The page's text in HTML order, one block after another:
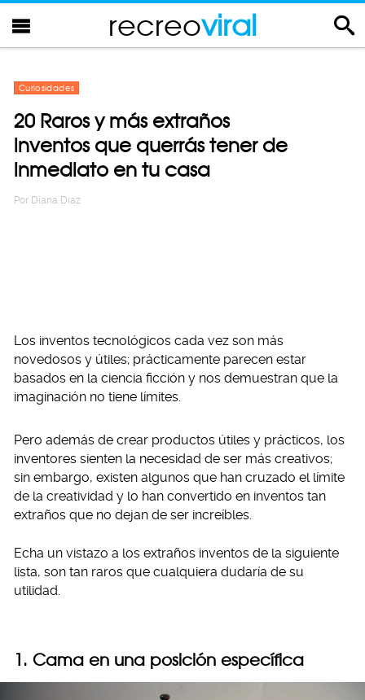
recreoviral
Curiosidades
20 Raros y más extraños
inventos que querrás tener de
inmediato en tu casa
Por Diana Diaz
Los inventos tecnológicos cada vez son más
novedosos y útiles; prácticamente parecen estar
basados en la ciencia ficción y nos demuestran que la
imaginación no tiene límites.
Pero además de crear productos útiles y prácticos, los
inventores sienten la necesidad de ser más creativos;
sin embargo, existen algunos que han cruzado el límite
de la creatividad y lo han convertido en inventos tan
extraños que no dejan de ser increíbles.
Echa un vistazo a los extraños inventos de la siguiente
lista, son tan raros que cualquiera dudaría de su
utilidad.
1. Cama en una posición específica